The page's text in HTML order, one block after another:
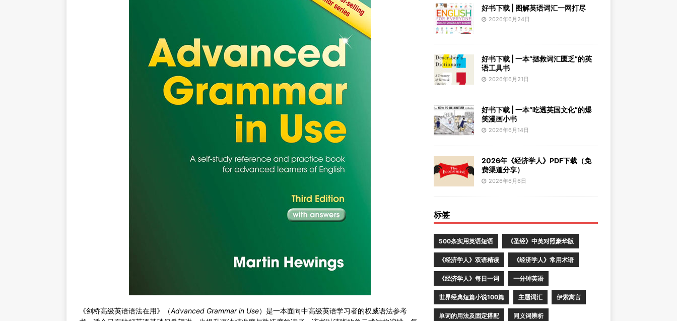
《剑桥高级英语语法在用》（Advanced Grammar in Use）是一本面向中高级英语学习者的权威语法参考
好书下载 | 图解英语词汇一网打尽
2026年6月24日
好书下载 | 一本“拯救词汇匮乏”的英
语工具书
2026年6月21日
好书下载 | 一本“吃透英国文化”的爆
笑漫画小书
2026年6月14日
2026年《经济学人》PDF下载（免
费渠道分享）
2026年6月6日
标签
500条实用英语短语 《圣经》中英对照豪华版
《经济学人》双语精读 《经济学人》常用术语
《经济学人》每日一词 一分钟英语
世界经典短篇小说100篇 主题词汇 伊索寓言
单词的用法及固定搭配 同义词辨析